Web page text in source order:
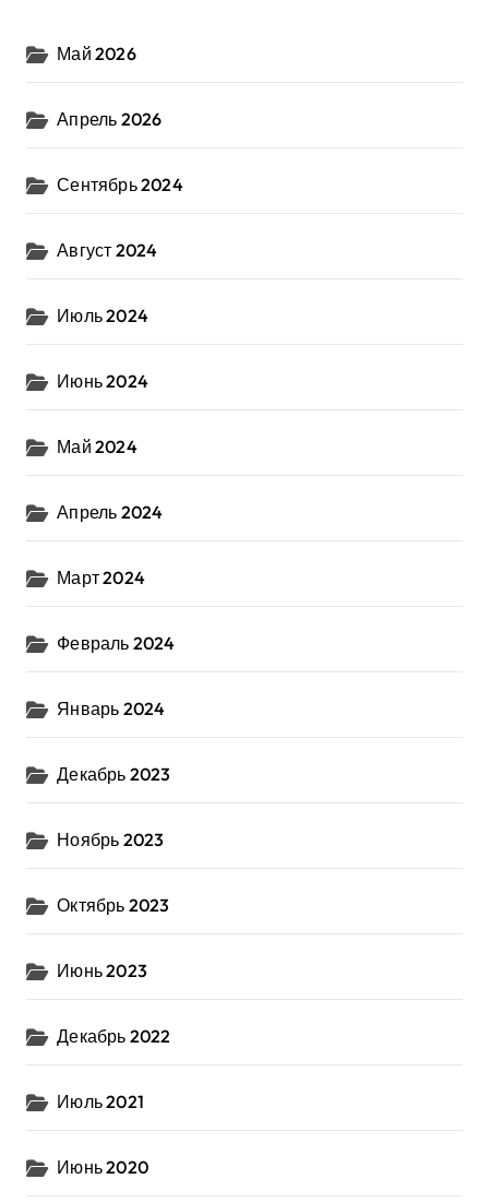
Май 2026
Апрель 2026
Сентябрь 2024
Август 2024
Июль 2024
Июнь 2024
Май 2024
Апрель 2024
Март 2024
Февраль 2024
Январь 2024
Декабрь 2023
Ноябрь 2023
Октябрь 2023
Июнь 2023
Декабрь 2022
Июль 2021
Июнь 2020